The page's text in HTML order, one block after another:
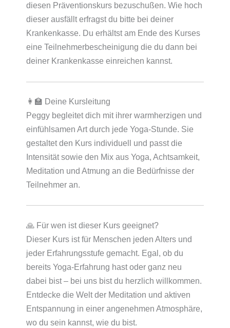
diesen Präventionskurs bezuschußen. Wie hoch
dieser ausfällt erfragst du bitte bei deiner
Krankenkasse. Du erhältst am Ende des Kurses
eine Teilnehmerbescheinigung die du dann bei
deiner Krankenkasse einreichen kannst.
👩‍🏫 Deine Kursleitung
Peggy begleitet dich mit ihrer warmherzigen und
einfühlsamen Art durch jede Yoga-Stunde. Sie
gestaltet den Kurs individuell und passt die
Intensität sowie den Mix aus Yoga, Achtsamkeit,
Meditation und Atmung an die Bedürfnisse der
Teilnehmer an.
🙏 Für wen ist dieser Kurs geeignet?
Dieser Kurs ist für Menschen jeden Alters und
jeder Erfahrungsstufe gemacht. Egal, ob du
bereits Yoga-Erfahrung hast oder ganz neu
dabei bist – bei uns bist du herzlich willkommen.
Entdecke die Welt der Meditation und aktiven
Entspannung in einer angenehmen Atmosphäre,
wo du sein kannst, wie du bist.